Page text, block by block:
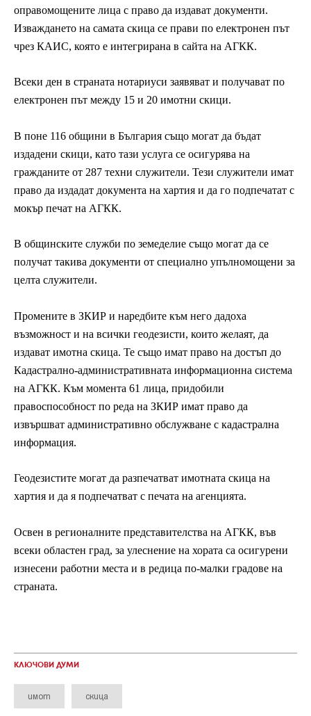
оправомощените лица с право да издават документи.
Изваждането на самата скица се прави по електронен път
чрез КАИС, която е интегрирана в сайта на АГКК.
Всеки ден в страната нотариуси заявяват и получават по
електронен път между 15 и 20 имотни скици.
В поне 116 общини в България също могат да бъдат
издадени скици, като тази услуга се осигурява на
гражданите от 287 техни служители. Тези служители имат
право да издадат документа на хартия и да го подпечатат с
мокър печат на АГКК.
В общинските служби по земеделие също могат да се
получат такива документи от специално упълномощени за
целта служители.
Промените в ЗКИР и наредбите към него дадоха
възможност и на всички геодезисти, които желаят, да
издават имотна скица. Те също имат право на достъп до
Кадастрално-административната информационна система
на АГКК. Към момента 61 лица, придобили
правоспособност по реда на ЗКИР имат право да
извършват административно обслужване с кадастрална
информация.
Геодезистите могат да разпечатват имотната скица на
хартия и да я подпечатват с печата на агенцията.
Освен в регионалните представителства на АГКК, във
всеки областен град, за улеснение на хората са осигурени
изнесени работни места и в редица по-малки градове на
страната.
КЛЮЧОВИ ДУМИ
имот скица